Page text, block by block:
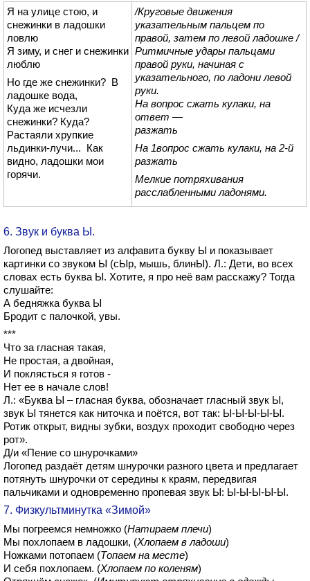
Я на улице стою, и
снежинки в ладошки
ловлю
Я зиму, и снег и снежинки
люблю
Но где же снежинки? В
ладошке вода,
Куда же исчезли
снежинки? Куда?
Растаяли хрупкие
льдинки-лучи... Как
видно, ладошки мои
горячи.
/Круговые движения
указательным пальцем по
правой, затем по левой ладошке /
Ритмичные удары пальцами
правой руки, начиная с
указательного, по ладони левой
руки.
На вопрос сжать кулаки, на
ответ —
разжать
На 1вопрос сжать кулаки, на 2-й
разжать
Мелкие потряхивания
расслабленными ладонями.
6. Звук и буква Ы.
Логопед выставляет из алфавита букву Ы и показывает
картинки со звуком Ы (сЫр, мышь, блинЫ). Л.: Дети, во всех
словах есть буква Ы. Хотите, я про неё вам расскажу? Тогда
слушайте:
А бедняжка буква Ы
Бродит с палочкой, увы.
***
Что за гласная такая,
Не простая, а двойная,
И поклясться я готов -
Нет ее в начале слов!
Л.: «Буква Ы – гласная буква, обозначает гласный звук Ы,
звук Ы тянется как ниточка и поётся, вот так: Ы-Ы-Ы-Ы-Ы.
Ротик открыт, видны зубки, воздух проходит свободно через
рот».
Д/и «Пение со шнурочками»
Логопед раздаёт детям шнурочки разного цвета и предлагает
потянуть шнурочки от середины к краям, передвигая
пальчиками и одновременно пропевая звук Ы: Ы-Ы-Ы-Ы-Ы.
7. Физкультминутка «Зимой»
Мы погреемся немножко (Натираем плечи)
Мы похлопаем в ладошки, (Хлопаем в ладоши)
Ножками потопаем (Топаем на месте)
И себя похлопаем. (Хлопаем по коленям)